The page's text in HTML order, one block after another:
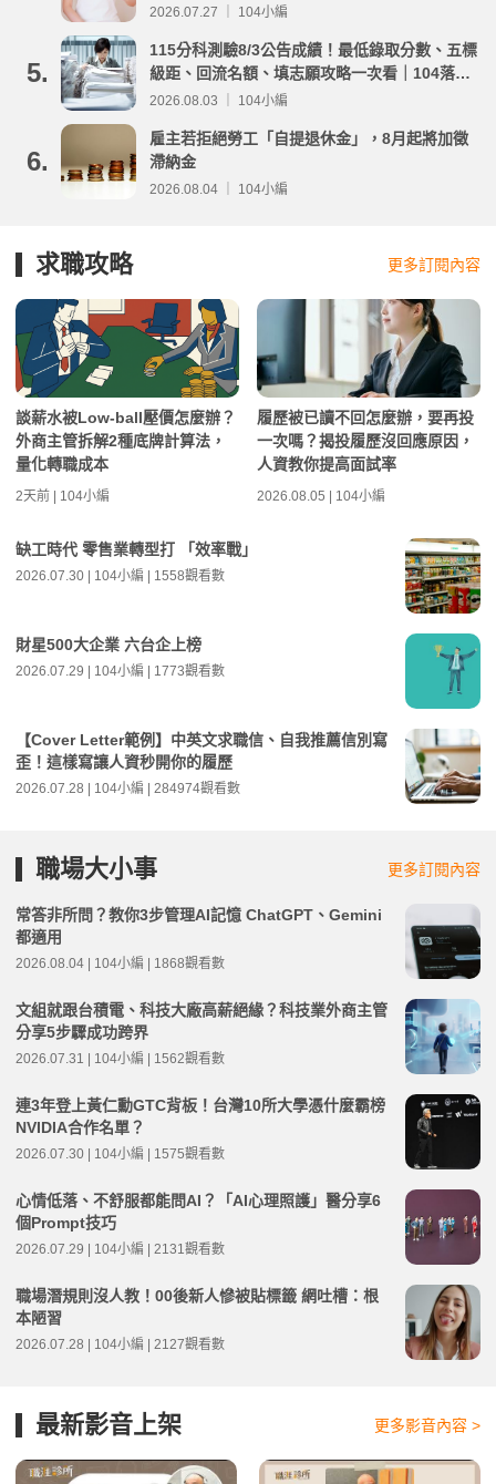
2026.07.27 ｜ 104小編
5.
115分科測驗8/3公告成績！最低錄取分數、五標
級距、回流名額、填志願攻略一次看｜104落點
分析
2026.08.03 ｜ 104小編
6.
雇主若拒絕勞工「自提退休金」，8月起將加徵
滯納金
2026.08.04 ｜ 104小編
求職攻略 更多訂閱內容
談薪水被Low-ball壓價怎麼辦？
外商主管拆解2種底牌計算法，
量化轉職成本
2天前 | 104小編
履歷被已讀不回怎麼辦，要再投
一次嗎？揭投履歷沒回應原因，
人資教你提高面試率
2026.08.05 | 104小編
缺工時代 零售業轉型打 「效率戰」
2026.07.30 | 104小編 | 1558觀看數
財星500大企業 六台企上榜
2026.07.29 | 104小編 | 1773觀看數
【Cover Letter範例】中英文求職信、自我推薦信別寫
歪！這樣寫讓人資秒開你的履歷
2026.07.28 | 104小編 | 284974觀看數
職場大小事 更多訂閱內容
常答非所問？教你3步管理AI記憶 ChatGPT、Gemini
都適用
2026.08.04 | 104小編 | 1868觀看數
文組就跟台積電、科技大廠高薪絕緣？科技業外商主管
分享5步驟成功跨界
2026.07.31 | 104小編 | 1562觀看數
連3年登上黃仁勳GTC背板！台灣10所大學憑什麼霸榜
NVIDIA合作名單？
2026.07.30 | 104小編 | 1575觀看數
心情低落、不舒服都能問AI？「AI心理照護」醫分享6
個Prompt技巧
2026.07.29 | 104小編 | 2131觀看數
職場潛規則沒人教！00後新人慘被貼標籤 網吐槽：根
本陋習
2026.07.28 | 104小編 | 2127觀看數
最新影音上架 更多影音內容 >